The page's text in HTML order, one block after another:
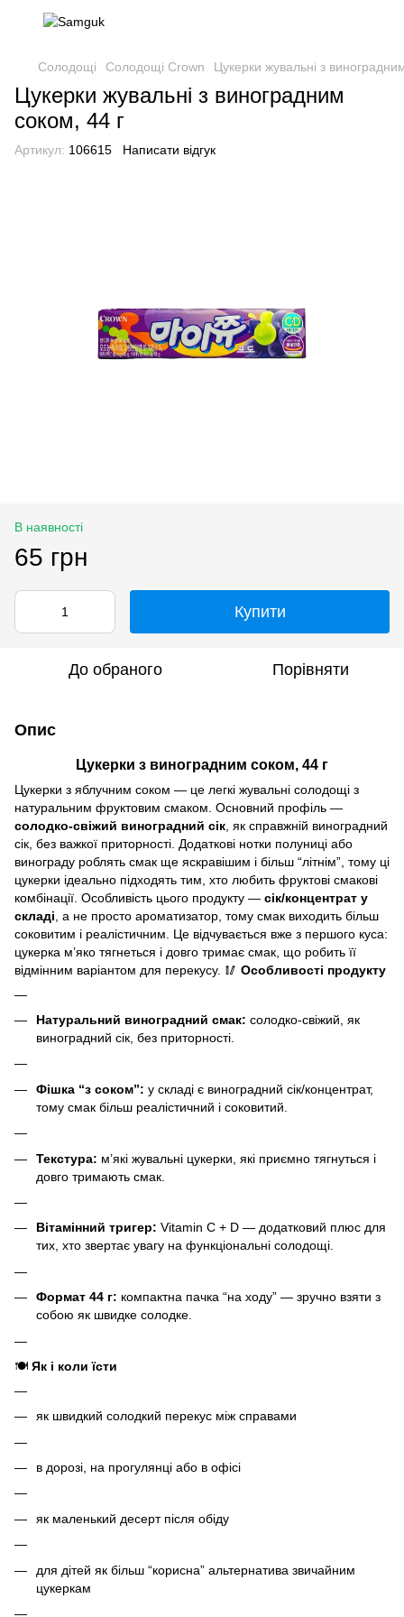
Солодощі Солодощі Crown Цукерки жувальні з
Цукерки жувальні з виноградним
соком, 44 г
Артикул: 106615 Написати відгук
В наявності
65 грн
Купити
До обраного Порівняти
Опис
Цукерки з виноградним соком, 44 г
Цукерки з яблучним соком — це легкі жувальні солодощі з
натуральним фруктовим смаком. Основний профіль —
солодко-свіжий виноградний сік , як справжній виноградний
сік, без важкої приторності. Додаткові нотки полуниці або
винограду роблять смак ще яскравішим і більш “літнім”, тому ці
цукерки ідеально підходять тим, хто любить фруктові смакові
комбінації. Особливість цього продукту — сік/концентрат у
складі , а не просто ароматизатор, тому смак виходить більш
соковитим і реалістичним. Це відчувається вже з першого куса:
цукерка м’яко тягнеться і довго тримає смак, що робить її
відмінним варіантом для перекусу. 🥢 Особливості продукту
Натуральний виноградний смак: солодко-свіжий, як
виноградний сік, без приторності.
Фішка “з соком”: у складі є виноградний сік/концентрат,
тому смак більш реалістичний і соковитий.
Текстура: м’які жувальні цукерки, які приємно тягнуться і
довго тримають смак.
Вітамінний тригер: Vitamin C + D — додатковий плюс для
тих, хто звертає увагу на функціональні солодощі.
Формат 44 г: компактна пачка “на ходу” — зручно взяти з
собою як швидке солодке.
🍽️ Як і коли їсти
як швидкий солодкий перекус між справами
в дорозі, на прогулянці або в офісі
як маленький десерт після обіду
для дітей як більш “корисна” альтернатива звичайним
цукеркам